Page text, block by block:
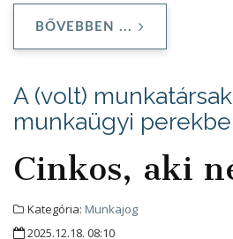
BŐVEBBEN ...
A (volt)
munkaügyi
Cinkos, aki
Kategória: Munkajog
2025.12.18. 08:10